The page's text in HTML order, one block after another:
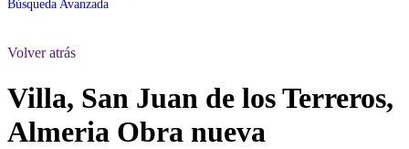
Búsqueda Avanzada
Volver atrás
Villa, San Juan de los Terreros,
Almeria Obra nueva